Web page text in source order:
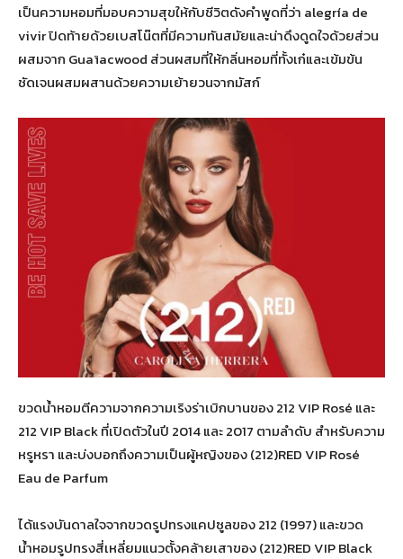
เป็นความหอมที่มอบความสุขให้กับชีวิตดังคำพูดที่ว่า alegría de
vivir ปิดท้ายด้วยเบสโน๊ตที่มีความทันสมัยและน่าดึงดูดใจด้วยส่วน
ผสมจาก Guaïacwood ส่วนผสมที่ให้กลิ่นหอมที่ทั้งเก๋และเข้มข้น
ชัดเจนผสมผสานด้วยความเย้ายวนจากมัสก์
ขวดน้ำหอมตีความจากความเริงร่าเบิกบานของ 212 VIP Rosé และ
212 VIP Black ที่เปิดตัวในปี 2014 และ 2017 ตามลำดับ สำหรับความ
หรูหรา และบ่งบอกถึงความเป็นผู้หญิงของ (212)RED VIP Rosé
Eau de Parfum
ได้แรงบันดาลใจจากขวดรูปทรงแคปซูลของ 212 (1997) และขวด
น้ำหอมรูปทรงสี่เหลี่ยมแนวตั้งคล้ายเสาของ (212)RED VIP Black